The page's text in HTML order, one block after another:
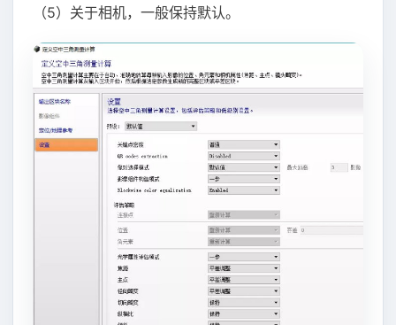
（5）关于相机，一般保持默认。